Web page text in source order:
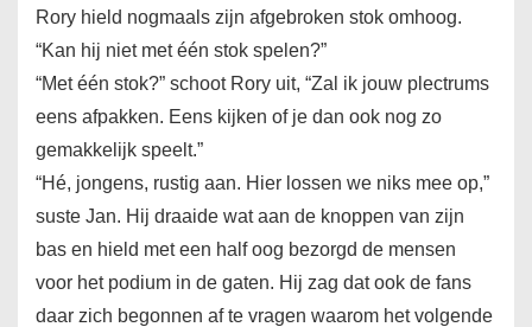
Rory hield nogmaals zijn afgebroken stok omhoog.
“Kan hij niet met één stok spelen?”
“Met één stok?” schoot Rory uit, “Zal ik jouw plectrums
eens afpakken. Eens kijken of je dan ook nog zo
gemakkelijk speelt.”
“Hé, jongens, rustig aan. Hier lossen we niks mee op,”
suste Jan. Hij draaide wat aan de knoppen van zijn
bas en hield met een half oog bezorgd de mensen
voor het podium in de gaten. Hij zag dat ook de fans
daar zich begonnen af te vragen waarom het volgende